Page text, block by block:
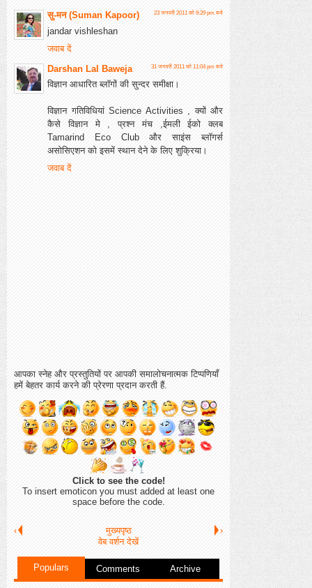
सु-मन (Suman Kapoor)
23 जनवरी 2011 को 9:29 pm बजे
jandar vishleshan
जवाब दें
Darshan Lal Baweja
31 जनवरी 2011 को 11:04 pm बजे
विज्ञान आधारित ब्‍लॉगों की सुन्‍दर समीक्षा।
विज्ञान गतिविधियां Science Activities , क्यों और
कैसे विज्ञान मे , प्रश्न मंच ,ईमली ईको क्लब
Tamarind Eco Club और साइंस ब्‍लॉगर्स
असोसिएशन को इसमें स्‍थान देने के लिए शुक्रिया।
जवाब दें
आपका स्नेह और प्रस्तुतियों पर आपकी समालोचनात्मक टिप्पणियाँ
हमें बेहतर कार्य करने की प्रेरणा प्रदान करती हैं.
Click to see the code!
To insert emoticon you must added at least one
space before the code.
‹ ›
मुख्यपृष्ठ
वेब वर्शन देखें
Populars Comments Archive